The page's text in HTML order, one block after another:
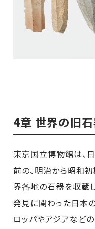
4章 世界の旧
東京国立博物館は、
前の、明治から昭和
界各地の石器を収蔵
発見に関わった日本
ロッパやアジアなど